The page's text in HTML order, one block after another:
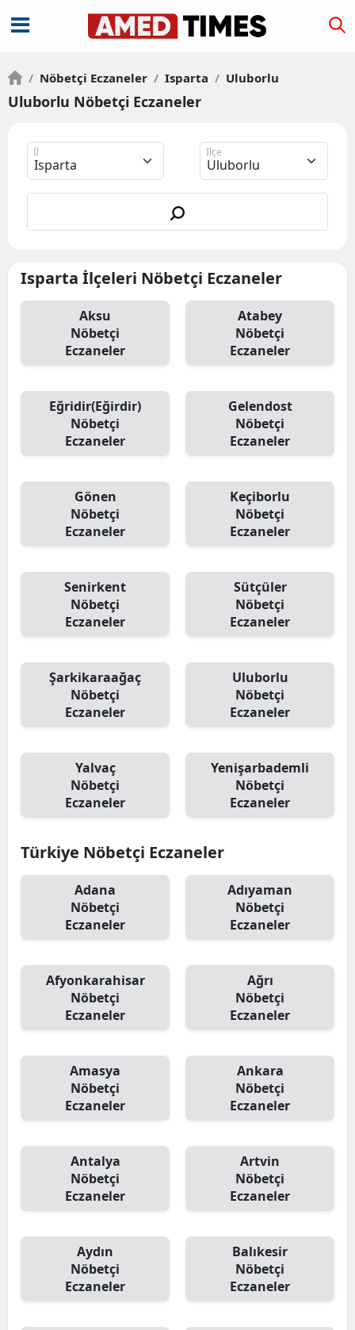
/ Nöbetçi Eczaneler / Isparta / Uluborlu
Uluborlu Nöbetçi Eczaneler
İl İlçe
Isparta İlçeleri Nöbetçi Eczaneler
Aksu
Nöbetçi
Eczaneler
Atabey
Nöbetçi
Eczaneler
Eğridir(Eğirdir)
Nöbetçi
Eczaneler
Gelendost
Nöbetçi
Eczaneler
Gönen
Nöbetçi
Eczaneler
Keçiborlu
Nöbetçi
Eczaneler
Senirkent
Nöbetçi
Eczaneler
Sütçüler
Nöbetçi
Eczaneler
Şarkikaraağaç
Nöbetçi
Eczaneler
Uluborlu
Nöbetçi
Eczaneler
Yalvaç
Nöbetçi
Eczaneler
Yenişarbademli
Nöbetçi
Eczaneler
Türkiye Nöbetçi Eczaneler
Adana
Nöbetçi
Eczaneler
Adıyaman
Nöbetçi
Eczaneler
Afyonkarahisar
Nöbetçi
Eczaneler
Ağrı
Nöbetçi
Eczaneler
Amasya
Nöbetçi
Eczaneler
Ankara
Nöbetçi
Eczaneler
Antalya
Nöbetçi
Eczaneler
Artvin
Nöbetçi
Eczaneler
Aydın
Nöbetçi
Eczaneler
Balıkesir
Nöbetçi
Eczaneler